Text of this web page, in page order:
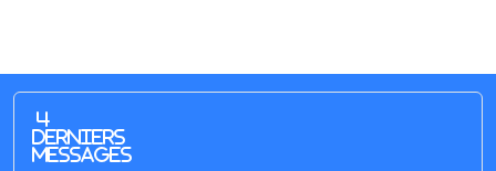
4
derniers
messages